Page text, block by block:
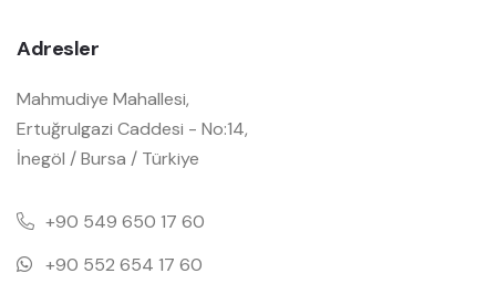
Adresler
Mahmudiye Mahallesi,
Ertuğrulgazi Caddesi - No:14,
İnegöl / Bursa / Türkiye
+90 549 650 17 60
+90 552 654 17 60